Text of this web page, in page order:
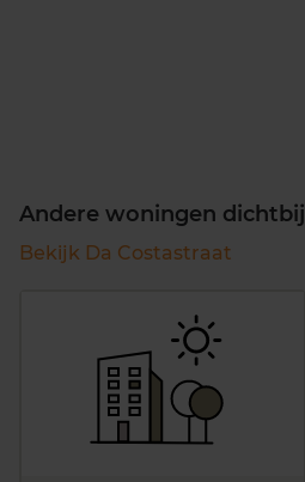
Andere woningen dichtbij
Bekijk Da Costastraat